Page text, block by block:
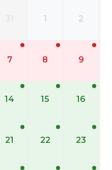
31 1 2
7 8 9
14 15 16
21 22 23